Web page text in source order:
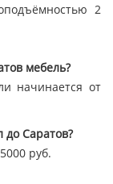
2
мебель?
начинается от
до Саратов?
руб.